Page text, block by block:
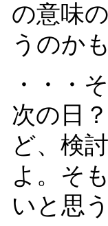
の意味
うのか
・・・
次の日
ど、検
よ。そ
いと思